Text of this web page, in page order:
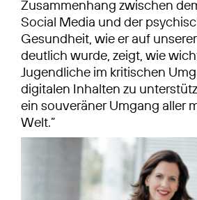
Zusammenhang zwischen
Social Media und der
Gesundheit, wie er auf
deutlich wurde, zeigt, wie
Jugendliche im kritischen
digitalen Inhalten zu
ein souveräner Umgang aller
Welt.”